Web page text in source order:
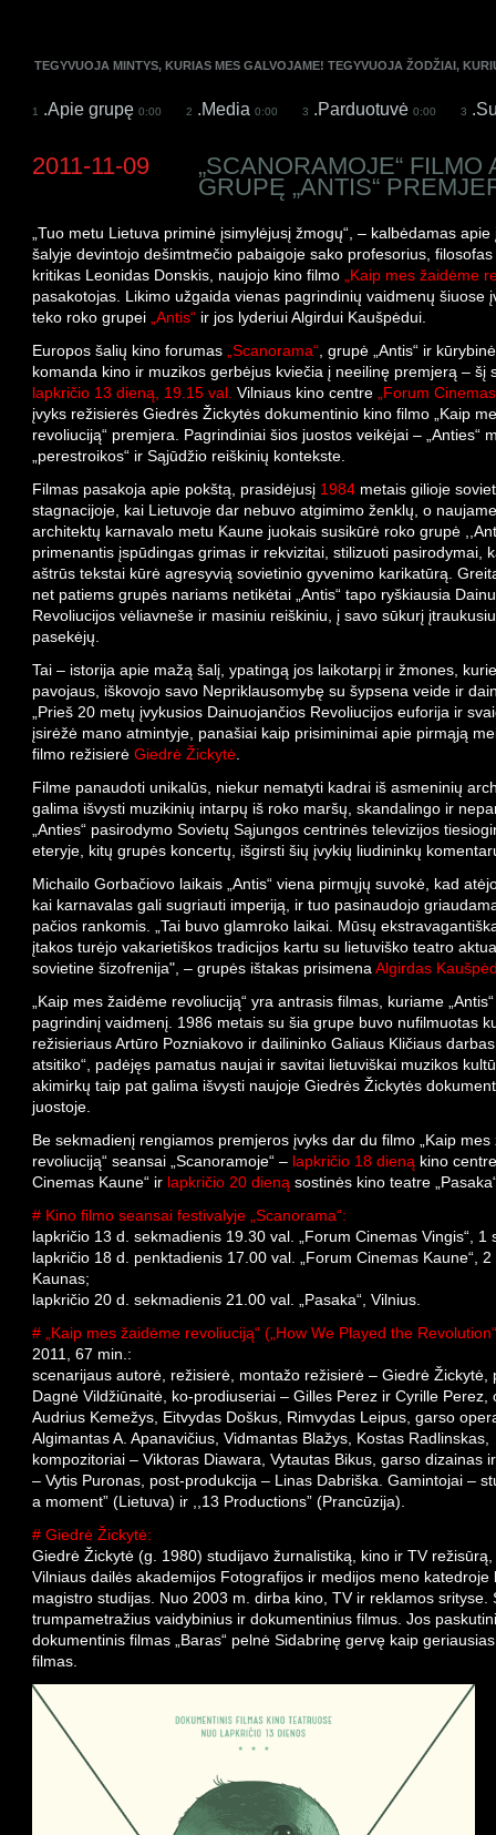
TEGYVUOJA MINTYS, KURIAS MES GALVOJAME! TEGYVUOJA ŽODŽIAI,
1 .Apie grupę 0:00 2 .Media 0:00 3 .Parduotuvė 0:00 3
2011-11-09 „SCANORAMOJE“ FILMO
GRUPĘ „ANTIS“
„Tuo metu Lietuva priminė įsimylėjusį žmogų“, – kalbėdamas apie
šalyje devintojo dešimtmečio pabaigoje sako profesorius,
kritikas Leonidas Donskis, naujojo kino filmo „Kaip mes žaidėme
pasakotojas. Likimo užgaida vienas pagrindinių vaidmenų šiuose
teko roko grupei „Antis“ir jos lyderiui Algirdui Kaušpėdui.
Europos šalių kino forumas „Scanorama“, grupė „Antis“ ir
komanda kino ir muzikos gerbėjus kviečia į neeilinę premjerą – šį
lapkričio 13 dieną, 19.15 val. Vilniaus kino centre „Forum
įvyks režisierės Giedrės Žickytės dokumentinio kino filmo „Kaip
revoliuciją“ premjera. Pagrindiniai šios juostos veikėjai – „Anties“
„perestroikos“ ir Sąjūdžio reiškinių kontekste.
Filmas pasakoja apie pokštą, prasidėjusį 1984metais gilioje
stagnacijoje, kai Lietuvoje dar nebuvo atgimimo ženklų, o
architektų karnavalo metu Kaune juokais susikūrė roko grupė
primenantis įspūdingas grimas ir rekvizitai, stilizuoti pasirodymai,
aštrūs tekstai kūrė agresyvią sovietinio gyvenimo karikatūrą.
net patiems grupės nariams netikėtai „Antis“ tapo ryškiausia
Revoliucijos vėliavneše ir masiniu reiškiniu, į savo sūkurį
pasekėjų.
Tai – istorija apie mažą šalį, ypatingą jos laikotarpį ir žmones,
pavojaus, iškovojo savo Nepriklausomybę su šypsena veide ir
„Prieš 20 metų įvykusios Dainuojančios Revoliucijos euforija ir
įsirėžė mano atmintyje, panašiai kaip prisiminimai apie pirmąją
filmo režisierė Giedrė Žickytė.
Filme panaudoti unikalūs, niekur nematyti kadrai iš asmeninių
galima išvysti muzikinių intarpų iš roko maršų, skandalingo ir
„Anties“ pasirodymo Sovietų Sąjungos centrinės televizijos
eteryje, kitų grupės koncertų, išgirsti šių įvykių liudininkų
Michailo Gorbačiovo laikais „Antis“ viena pirmųjų suvokė, kad
kai karnavalas gali sugriauti imperiją, ir tuo pasinaudojo
pačios rankomis. „Tai buvo glamroko laikai. Mūsų
įtakos turėjo vakarietiškos tradicijos kartu su lietuviško teatro
sovietine šizofrenija", – grupės ištakas prisimena Algirdas
„Kaip mes žaidėme revoliuciją“ yra antrasis filmas, kuriame
pagrindinį vaidmenį. 1986 metais su šia grupe buvo nufilmuotas
režisieriaus Artūro Pozniakovo ir dailininko Galiaus Kličiaus darbas
atsitiko“, padėjęs pamatus naujai ir savitai lietuviškai muzikos
akimirkų taip pat galima išvysti naujoje Giedrės Žickytės
juostoje.
Be sekmadienį rengiamos premjeros įvyks dar du filmo „Kaip mes
revoliuciją“ seansai „Scanoramoje“ – lapkričio 18 dienąkino
Cinemas Kaune“ ir lapkričio 20 dienąsostinės kino teatre
# Kino filmo seansai festivalyje „Scanorama“:
lapkričio 13 d. sekmadienis 19.30 val. „Forum Cinemas Vingis“, 1
lapkričio 18 d. penktadienis 17.00 val. „Forum Cinemas Kaune“, 2
Kaunas;
lapkričio 20 d. sekmadienis 21.00 val. „Pasaka“, Vilnius.
# „Kaip mes žaidėme revoliuciją“ („How We Played the
2011, 67 min.:
scenarijaus autorė, režisierė, montažo režisierė – Giedrė Žickytė,
Dagnė Vildžiūnaitė, ko-prodiuseriai – Gilles Perez ir Cyrille Perez,
Audrius Kemežys, Eitvydas Doškus, Rimvydas Leipus, garso
Algimantas A. Apanavičius, Vidmantas Blažys, Kostas Radlinskas,
kompozitoriai – Viktoras Diawara, Vytautas Bikus, garso dizainas
– Vytis Puronas, post-produkcija – Linas Dabriška. Gamintojai –
a moment” (Lietuva) ir ,,13 Productions” (Prancūzija).
# Giedrė Žickytė:
Giedrė Žickytė (g. 1980) studijavo žurnalistiką, kino ir TV
Vilniaus dailės akademijos Fotografijos ir medijos meno katedroje
magistro studijas. Nuo 2003 m. dirba kino, TV ir reklamos srityse.
trumpametražius vaidybinius ir dokumentinius filmus. Jos
dokumentinis filmas „Baras“ pelnė Sidabrinę gervę kaip
filmas.